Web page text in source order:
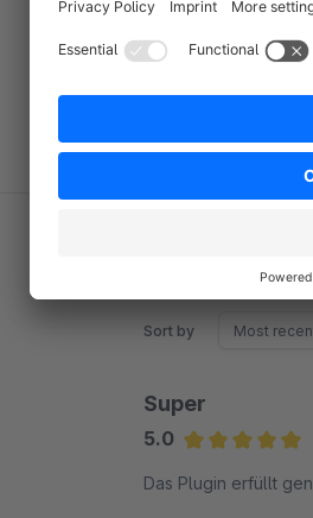
Weitere Plugins
Sort by
Super
5.0
Das Plugin erfüllt